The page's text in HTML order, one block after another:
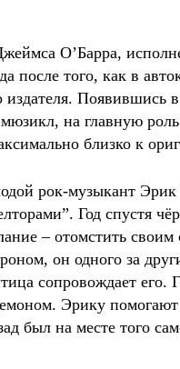
О’Барра,
после того, как в
Появившись
на главную
близко к
рок-музыкант
Год спустя
– отомстить
он одного за
сопровождает его.
Эрику
был на месте того